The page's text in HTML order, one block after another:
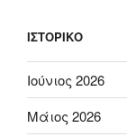
ΙΣΤΟΡΙΚΌ
Ιούνιος 2026
Μάιος 2026